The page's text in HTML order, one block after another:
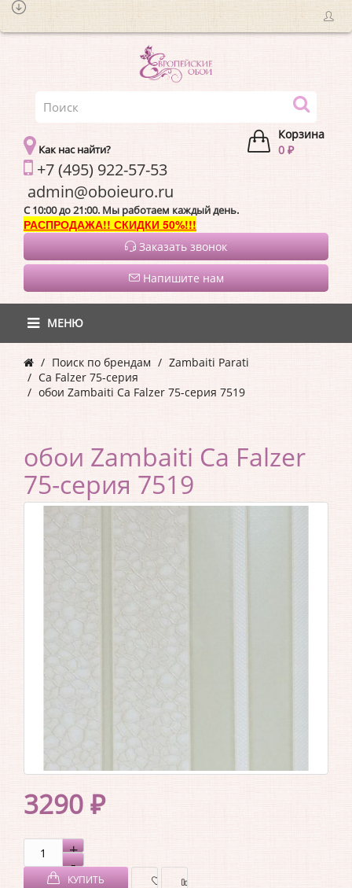
Корзина
0 ₽
Как нас найти?
+7 (495) 922-57-53
C 10:00 до 21:00. Мы работаем каждый день.
РАСПРОДАЖА!! СКИДКИ 50%!!!
Заказать звонок
Напишите нам
МЕНЮ
Поиск по брендам
Zambaiti Parati
Ca Falzer 75-серия
обои Zambaiti Ca Falzer 75-серия 7519
обои Zambaiti Ca Falzer
75-серия 7519
3290 ₽
КУПИТЬ